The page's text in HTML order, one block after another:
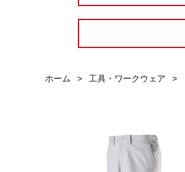
ホーム > 工具・ワークウェア >